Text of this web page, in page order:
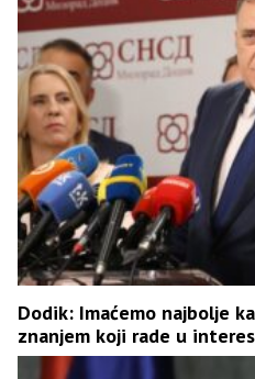
Dodik: Imaćemo najbolje
znanjem koji rade u